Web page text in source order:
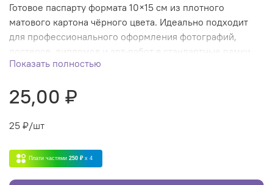
Готовое паспарту формата 10×15 см из плотного
матового картона чёрного цвета. Идеально подходит
для профессионального оформления фотографий,
постеров, дипломов и арт-работ в стандартные рамки.
Не деформируется, создает визуальный акцент на
Показать полностью
25,00 ₽
25 ₽/шт
Плати частями 250 ₽ x 4